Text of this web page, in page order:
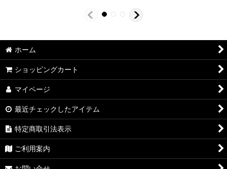
ホーム
ショッピングカート
マイページ
最近チェックしたアイテム
特定商取引法表示
ご利用案内